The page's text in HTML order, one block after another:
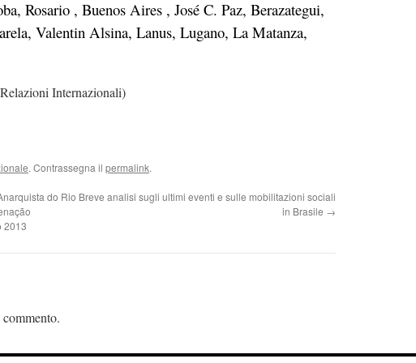
Rosario , Buenos Aires , José C. Paz, Berazategui,
Valentin Alsina, Lanus, Lugano, La Matanza,
Internazionali)
. Contrassegna il permalink.
do Rio
2013
Breve analisi sugli ultimi eventi e sulle mobilitazioni sociali
in Brasile →